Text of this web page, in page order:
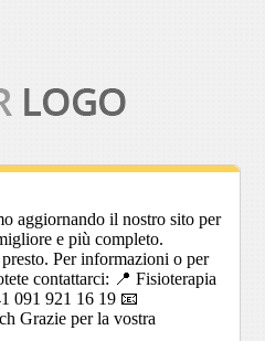
aggiornando il nostro sito per
e più completo.
Per informazioni o per
contattarci: 📍 Fisioterapia
091 921 16 19 📧
Grazie per la vostra